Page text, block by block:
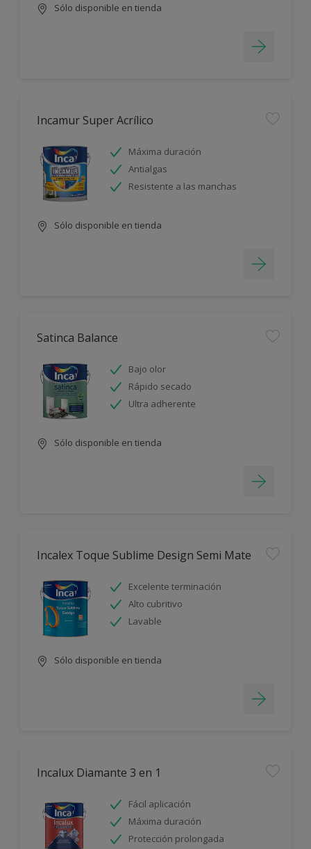
Sólo disponible en tienda
Incamur Super Acrílico
Máxima duración
Antialgas
Resistente a las manchas
Sólo disponible en tienda
Satinca Balance
Bajo olor
Rápido secado
Ultra adherente
Sólo disponible en tienda
Incalex Toque Sublime Design Semi Mate
Excelente terminación
Alto cubritivo
Lavable
Sólo disponible en tienda
Incalux Diamante 3 en 1
Fácil aplicación
Máxima duración
Protección prolongada